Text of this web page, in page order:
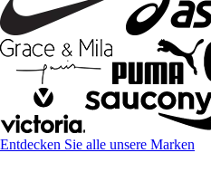
Entdecken Sie alle unsere Marken